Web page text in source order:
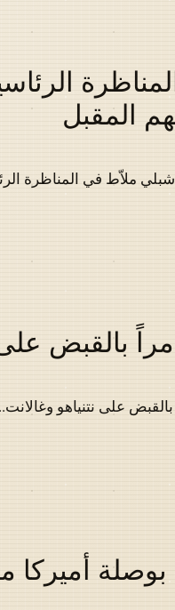
المقبل
في المناظرة الرئاسية
بالقبض
بالقبض على نتنياهو
أميركا